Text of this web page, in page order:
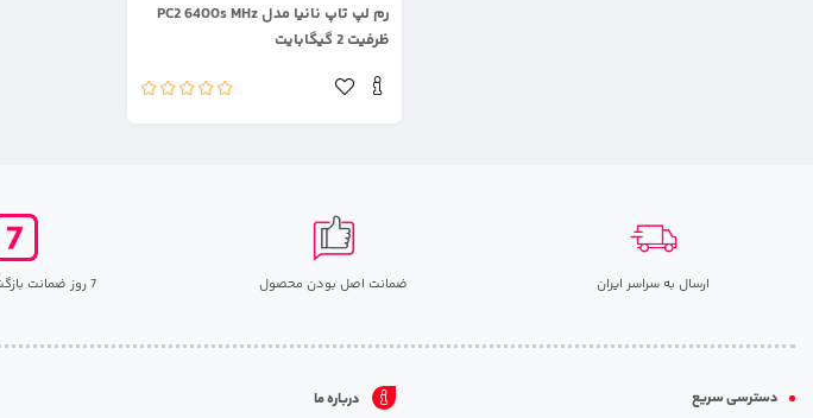
رم لپ تاپ نانیا مدل PC2 6400s MHz
ظرفیت 2 گیگابایت
ارسال به سراسر ایران ضمانت اصل بودن محصول 7 روز ضمانت بازگشت محصول
دسترسی سریع درباره ما